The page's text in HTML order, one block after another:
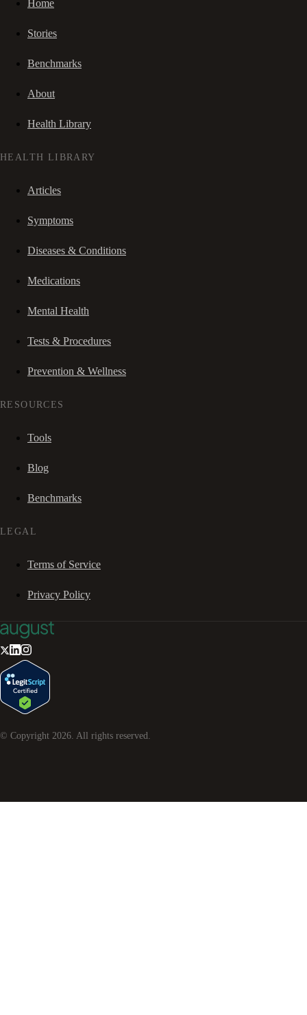
Home
Stories
Benchmarks
About
Health Library
HEALTH LIBRARY
Articles
Symptoms
Diseases & Conditions
Medications
Mental Health
Tests & Procedures
Prevention & Wellness
RESOURCES
Tools
Blog
Benchmarks
LEGAL
Terms of Service
Privacy Policy
© Copyright 2026 . All rights reserved.